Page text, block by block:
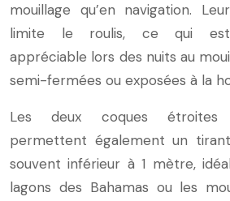
mouillage qu’en navigation.
limite le roulis, ce qui est
appréciable lors des nuits au
semi-fermées ou exposées à la
Les deux coques étroites
permettent également un
souvent inférieur à 1 mètre,
lagons des Bahamas ou les